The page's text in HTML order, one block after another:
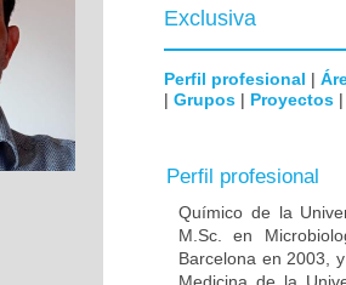
Exclusiva
Perfil profesional |
| Grupos | Proyectos
Perfil profesional
Químico de la
M.Sc. en
Barcelona en 2003,